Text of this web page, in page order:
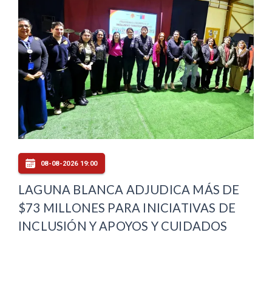
08-08-2026 19:00
LAGUNA BLANCA ADJUDICA MÁS DE
$73 MILLONES PARA INICIATIVAS DE
INCLUSIÓN Y APOYOS Y CUIDADOS